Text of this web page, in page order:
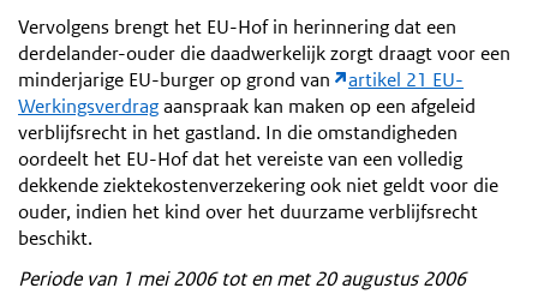
Vervolgens brengt het EU-Hof in herinnering dat een
derdelander-ouder die daadwerkelijk zorgt draagt voor een
minderjarige EU-burger op grond van
artikel 21 EU-
Werkingsverdragaanspraak kan maken op een afgeleid
verblijfsrecht in het gastland. In die omstandigheden
oordeelt het EU-Hof dat het vereiste van een volledig
dekkende ziektekostenverzekering ook niet geldt voor die
ouder, indien het kind over het duurzame verblijfsrecht
beschikt.
Periode van 1 mei 2006 tot en met 20 augustus 2006